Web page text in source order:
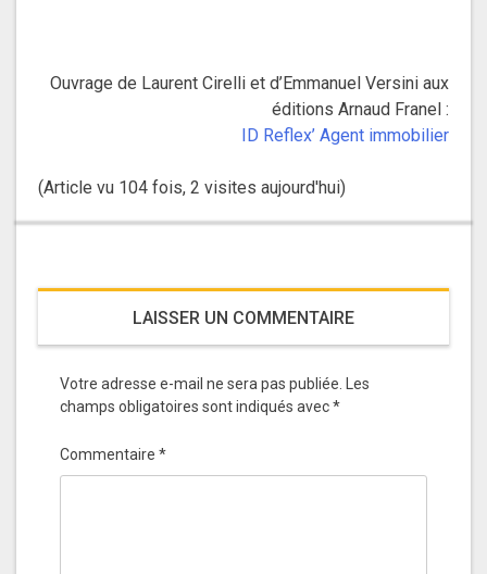
Ouvrage de Laurent Cirelli et d’Emmanuel Versini aux
éditions Arnaud Franel :
ID Reflex’ Agent immobilier
(Article vu 104 fois, 2 visites aujourd'hui)
LAISSER UN COMMENTAIRE
Votre adresse e-mail ne sera pas publiée. Les
champs obligatoires sont indiqués avec*
Commentaire *